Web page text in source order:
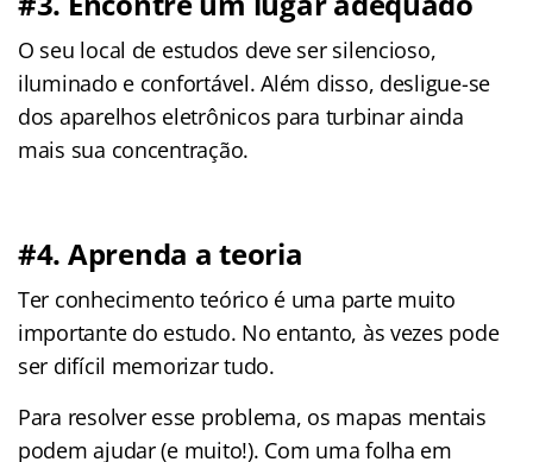
O seu local de estudos deve ser silencioso,
iluminado e confortável. Além disso, desligue-se
dos aparelhos eletrônicos para turbinar ainda
mais sua concentração.
#4. Aprenda a teoria
Ter conhecimento teórico é uma parte muito
importante do estudo. No entanto, às vezes pode
ser difícil memorizar tudo.
Para resolver esse problema, os mapas mentais
podem ajudar (e muito!). Com uma folha em